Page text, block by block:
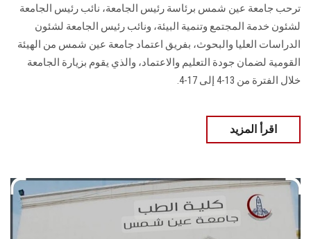
ترحب جامعة عين شمس برئاسة رئيس الجامعة، نائب رئيس الجامعة
لشئون خدمة المجتمع وتنمية البيئة، ونائب رئيس الجامعة لشئون
الدراسات العليا والبحوث، بفريق اعتماد جامعة عين شمس من الهيئة
القومية لضمان جودة التعليم والاعتماد، والذي يقوم بزيارة الجامعة
خلال الفترة من 13-4 إلى 17-4.
اقرأ المزيد